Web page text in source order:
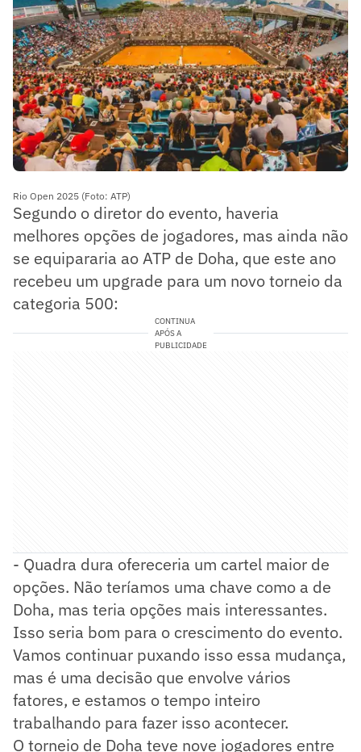
Rio Open 2025 (Foto: ATP)
Segundo o diretor do evento, haveria
melhores opções de jogadores, mas ainda não
se equipararia ao ATP de Doha, que este ano
recebeu um upgrade para um novo torneio da
categoria 500:
CONTINUA
APÓS A
PUBLICIDADE
- Quadra dura ofereceria um cartel maior de
opções. Não teríamos uma chave como a de
Doha, mas teria opções mais interessantes.
Isso seria bom para o crescimento do evento.
Vamos continuar puxando isso essa mudança,
mas é uma decisão que envolve vários
fatores, e estamos o tempo inteiro
trabalhando para fazer isso acontecer.
O torneio de Doha teve nove jogadores entre